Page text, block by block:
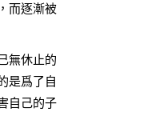
而逐漸被
無休止的
是爲了自
自己的子